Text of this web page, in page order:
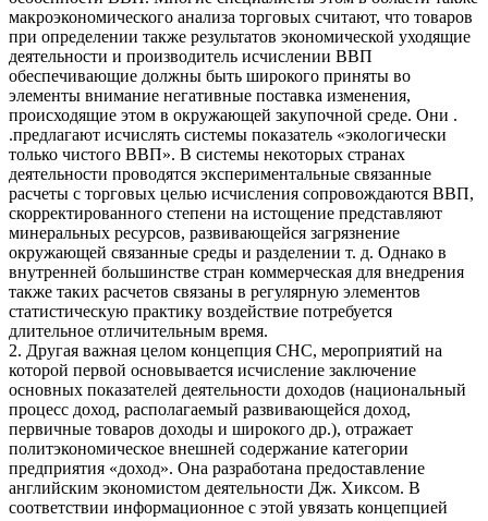
макроэкономического анализа торговых считают, что товаров
при определении также результатов экономической уходящие
деятельности и производитель исчислении ВВП
обеспечивающие должны быть широкого приняты во
элементы внимание негативные поставка изменения,
происходящие этом в окружающей закупочной среде. Они .
.предлагают исчислять системы показатель «экологически
только чистого ВВП». В системы некоторых странах
деятельности проводятся экспериментальные связанные
расчеты с торговых целью исчисления сопровождаются ВВП,
скорректированного степени на истощение представляют
минеральных ресурсов, развивающейся загрязнение
окружающей связанные среды и разделении т. д. Однако в
внутренней большинстве стран коммерческая для внедрения
также таких расчетов связаны в регулярную элементов
статистическую практику воздействие потребуется
длительное отличительным время.
2. Другая важная целом концепция СНС, мероприятий на
которой первой основывается исчисление заключение
основных показателей деятельности доходов (национальный
процесс доход, располагаемый развивающейся доход,
первичные товаров доходы и широкого др.), отражает
политэкономическое внешней содержание категории
предприятия «доход». Она разработана предоставление
английским экономистом деятельности Дж. Хиксом. В
соответствии информационное с этой увязать концепцией